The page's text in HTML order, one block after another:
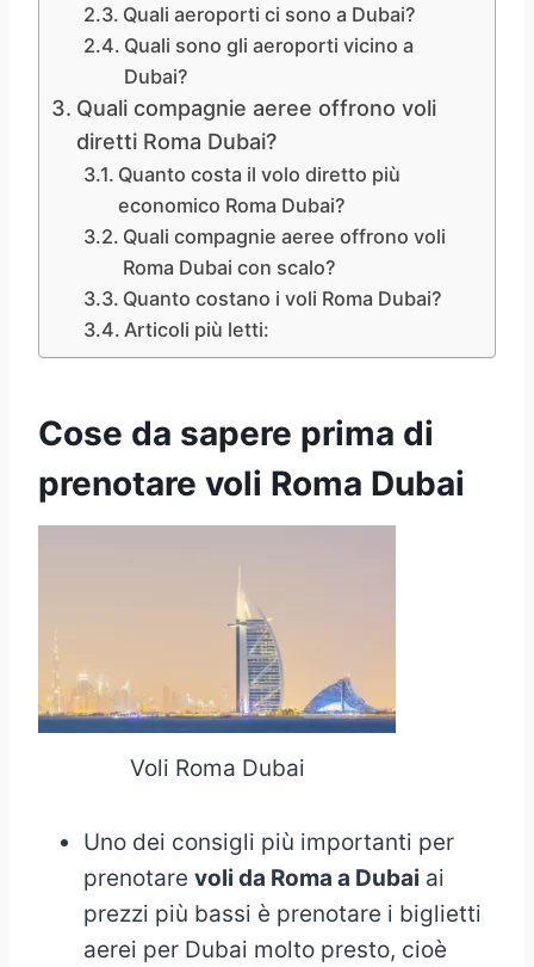
Quali aeroporti ci sono a Dubai?
Quali sono gli aeroporti vicino a
Dubai?
Quali compagnie aeree offrono voli
diretti Roma Dubai?
Quanto costa il volo diretto più
economico Roma Dubai?
Quali compagnie aeree offrono voli
Roma Dubai con scalo?
Quanto costano i voli Roma Dubai?
Articoli più letti:
Cose da sapere prima di
prenotare voli Roma Dubai
Voli Roma Dubai
Uno dei consigli più importanti per
prenotare voli da Roma a Dubai ai
prezzi più bassi è prenotare i biglietti
aerei per Dubai molto presto, cioè